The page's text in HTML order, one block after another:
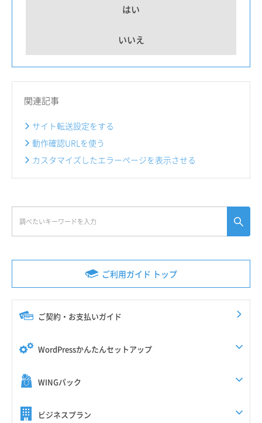
ご利用ガイド トップ
ご契約・お支払いガイド
WordPressかんたんセットアップ
WINGパック
ビジネスプラン
はい
いいえ
関連記事
サイト転送設定をする
動作確認URLを使う
カスタマイズしたエラーページを表示させる